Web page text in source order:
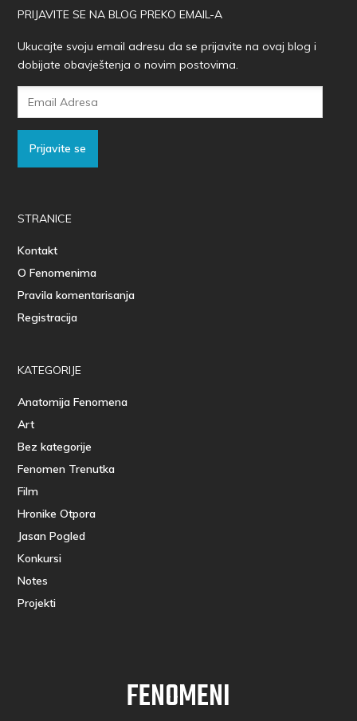
PRIJAVITE SE NA BLOG PREKO EMAIL-A
Ukucajte svoju email adresu da se prijavite na ovaj blog i
dobijate obavještenja o novim postovima.
Prijavite se
STRANICE
Kontakt
O Fenomenima
Pravila komentarisanja
Registracija
KATEGORIJE
Anatomija Fenomena
Art
Bez kategorije
Fenomen Trenutka
Film
Hronike Otpora
Jasan Pogled
Konkursi
Notes
Projekti
FENOMENI